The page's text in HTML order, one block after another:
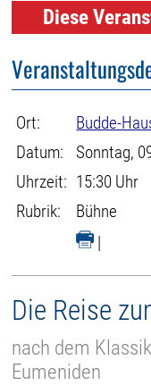
Diese
Ort:
Budde-
Datum:
Sonntag,
Uhrzeit: 15:30 Uhr
Rubrik:
Bühne
|
Die Reise
nach dem
Eumeniden